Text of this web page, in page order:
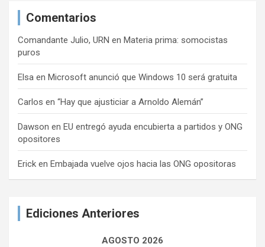
Comentarios
Comandante Julio, URN en Materia prima: somocistas
puros
Elsa en Microsoft anunció que Windows 10 será gratuita
Carlos en “Hay que ajusticiar a Arnoldo Alemán”
Dawson en EU entregó ayuda encubierta a partidos y ONG
opositores
Erick en Embajada vuelve ojos hacia las ONG opositoras
Ediciones Anteriores
AGOSTO 2026